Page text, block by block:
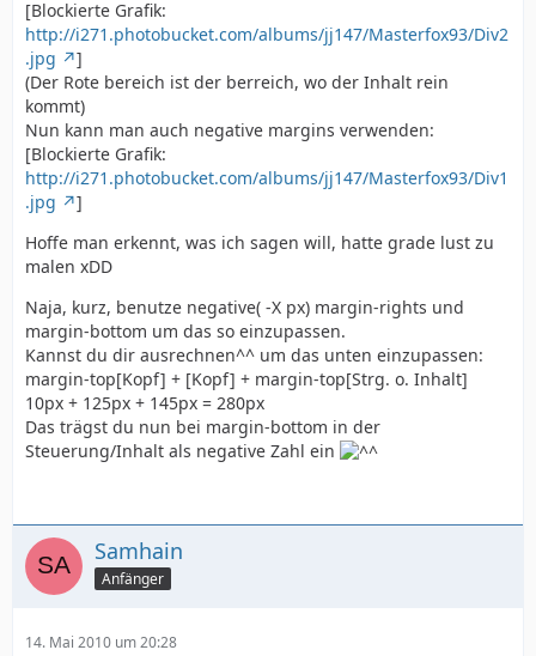
[Blockierte Grafik:
http://i271.photobucket.com/albums/jj147/Masterfox93/Div2
.jpg
]
(Der Rote bereich ist der berreich, wo der Inhalt rein
kommt)
Nun kann man auch negative margins verwenden:
[Blockierte Grafik:
http://i271.photobucket.com/albums/jj147/Masterfox93/Div1
.jpg
]
Hoffe man erkennt, was ich sagen will, hatte grade lust zu
malen xDD
Naja, kurz, benutze negative( -X px) margin-rights und
margin-bottom um das so einzupassen.
Kannst du dir ausrechnen^^ um das unten einzupassen:
margin-top[Kopf] + [Kopf] + margin-top[Strg. o. Inhalt]
10px + 125px + 145px = 280px
Das trägst du nun bei margin-bottom in der
Steuerung/Inhalt als negative Zahl ein
Samhain
Anfänger
14. Mai 2010 um 20:28